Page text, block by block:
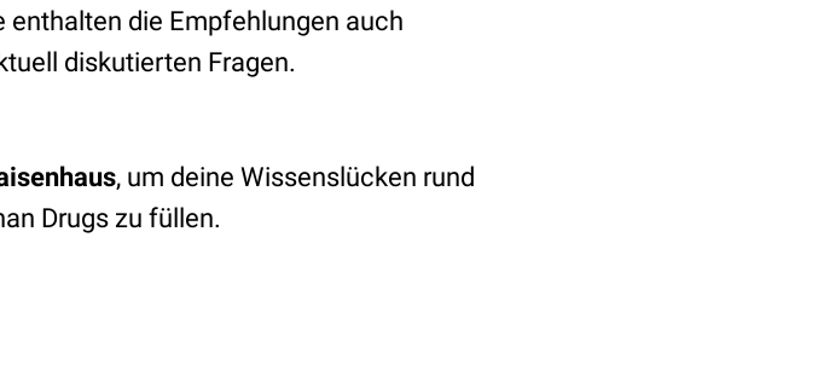
die Empfehlungen auch
diskutierten Fragen.
, um deine Wissenslücken rund
Drugs zu füllen.